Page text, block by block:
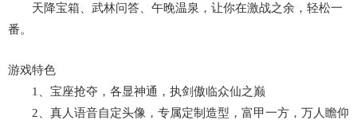
天降宝箱、武林问答、午晚温泉，让你在激战之余，轻松一
番。
游戏特色
1、宝座抢夺，各显神通，执剑傲临众仙之巅
2、真人语音自定头像，专属定制造型，富甲一方，万人瞻仰